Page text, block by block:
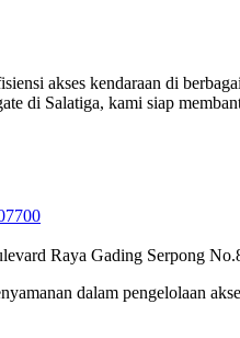
akses kendaraan di
di Salatiga, kami siap
Raya Gading Serpong
dalam pengelolaan